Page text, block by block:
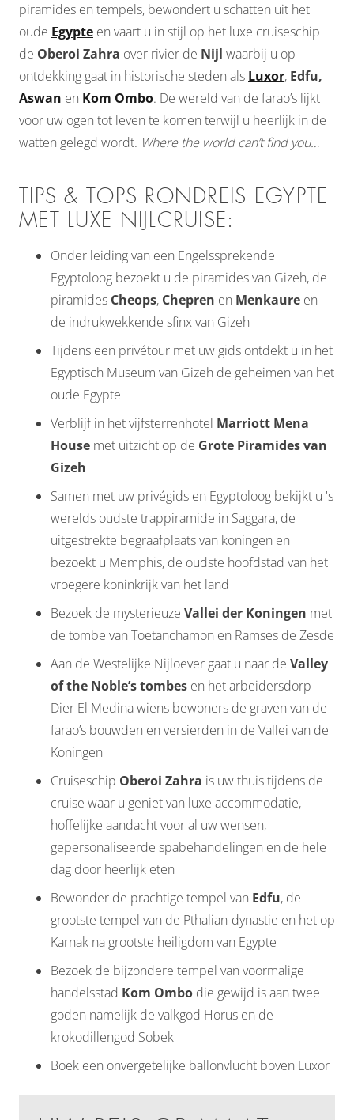
piramides en tempels, bewondert u schatten uit het
oude Egypte en vaart u in stijl op het luxe cruiseschip
de Oberoi Zahra over rivier de Nijl waarbij u op
ontdekking gaat in historische steden als Luxor, Edfu,
Aswan en Kom Ombo. De wereld van de farao’s lijkt
voor uw ogen tot leven te komen terwijl u heerlijk in de
watten gelegd wordt. Where the world can’t find you…
TIPS & TOPS RONDREIS EGYPTE
MET LUXE NIJLCRUISE:
Onder leiding van een Engelssprekende
Egyptoloog bezoekt u de piramides van Gizeh, de
piramides Cheops, Chepren en Menkaure en
de indrukwekkende sfinx van Gizeh
Tijdens een privétour met uw gids ontdekt u in het
Egyptisch Museum van Gizeh de geheimen van het
oude Egypte
Verblijf in het vijfsterrenhotel Marriott Mena
House met uitzicht op de Grote Piramides van
Gizeh
Samen met uw privégids en Egyptoloog bekijkt u 's
werelds oudste trappiramide in Saggara, de
uitgestrekte begraafplaats van koningen en
bezoekt u Memphis, de oudste hoofdstad van het
vroegere koninkrijk van het land
Bezoek de mysterieuze Vallei der Koningen met
de tombe van Toetanchamon en Ramses de Zesde
Aan de Westelijke Nijloever gaat u naar de Valley
of the Noble’s tombes en het arbeidersdorp
Dier El Medina wiens bewoners de graven van de
farao’s bouwden en versierden in de Vallei van de
Koningen
Cruiseschip Oberoi Zahra is uw thuis tijdens de
cruise waar u geniet van luxe accommodatie,
hoffelijke aandacht voor al uw wensen,
gepersonaliseerde spabehandelingen en de hele
dag door heerlijk eten
Bewonder de prachtige tempel van Edfu, de
grootste tempel van de Pthalian-dynastie en het op
Karnak na grootste heiligdom van Egypte
Bezoek de bijzondere tempel van voormalige
handelsstad Kom Ombo die gewijd is aan twee
goden namelijk de valkgod Horus en de
krokodillengod Sobek
Boek een onvergetelijke ballonvlucht boven Luxor